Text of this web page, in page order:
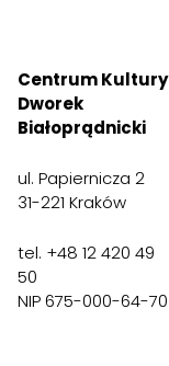
Centrum Kultury
Dworek
Białoprądnicki
ul. Papiernicza 2
31-221 Kraków
tel. +48 12 420 49
50
NIP 675-000-64-70